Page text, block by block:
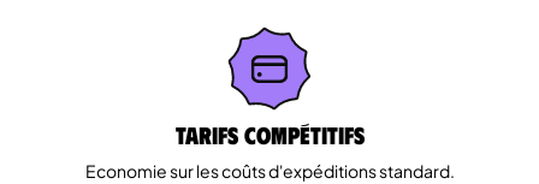
Tarifs Compétitifs
Economie sur les coûts d'expéditions standard.